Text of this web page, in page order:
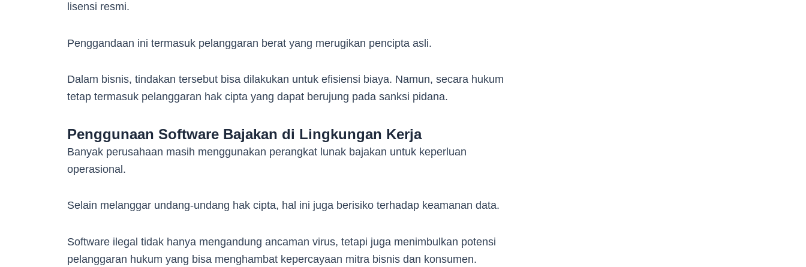
lisensi resmi.
Penggandaan ini termasuk pelanggaran berat yang merugikan pencipta asli.
Dalam bisnis, tindakan tersebut bisa dilakukan untuk efisiensi biaya. Namun, secara hukum
tetap termasuk pelanggaran hak cipta yang dapat berujung pada sanksi pidana.
Penggunaan Software Bajakan di Lingkungan Kerja
Banyak perusahaan masih menggunakan perangkat lunak bajakan untuk keperluan
operasional.
Selain melanggar undang-undang hak cipta, hal ini juga berisiko terhadap keamanan data.
Software ilegal tidak hanya mengandung ancaman virus, tetapi juga menimbulkan potensi
pelanggaran hukum yang bisa menghambat kepercayaan mitra bisnis dan konsumen.